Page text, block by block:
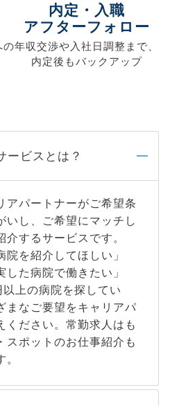
の
内定・入職
アフターフォロー
年収交渉や入社日調整まで、
内定後もバックアップ
ービスとは？
アパートナーがご希望条
いし、ご希望にマッチし
するサービスです。
院を紹介してほしい」
した病院で働きたい」
以上の病院を探してい
まなご要望をキャリアパ
ください。常勤求人はも
スポットのお仕事紹介も